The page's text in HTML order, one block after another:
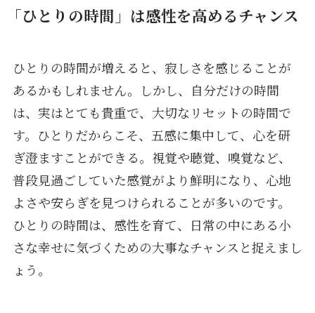
「ひとりの時間」は感性を高めるチャンス
ひとりの時間が増えると、寂しさを感じることが
あるかもしれません。しかし、自分だけの時間
は、実はとても貴重で、大切なリセットの時間で
す。ひとりだからこそ、五感に集中して、心を研
ぎ澄ますことができる。視覚や聴覚、嗅覚など、
普段見過ごしていた感覚がより鮮明になり、心地
よさや安らぎを見つけられることが多いのです。
ひとりの時間は、感性を育て、日常の中にある小
さな幸せに気づくための大事なチャンスと捉えまし
ょう。